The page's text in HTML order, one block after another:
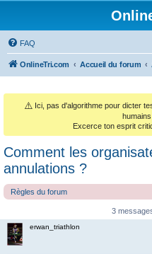
FAQ
OnlineTri.com Accueil du forum
⚠️ Ici, pas d'algorithme pour dicter
Excerce ton esprit
Comment les
annulations ?
Règles du forum
3
erwan_triathlon